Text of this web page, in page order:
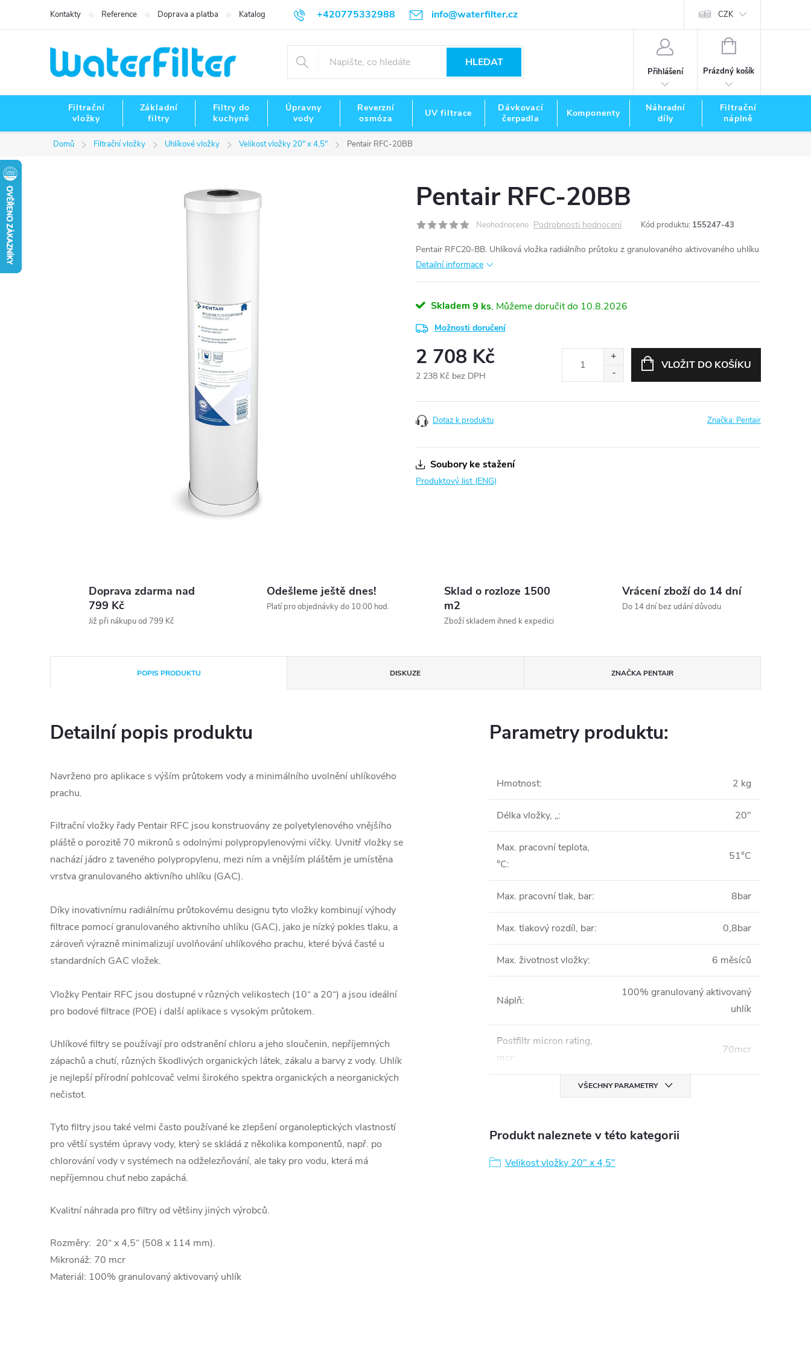
+420775332988 info@waterfilter.cz
Kontakty Reference Doprava a platba Katalog CZK
HLEDAT
Přihlášení
NÁKUPNÍ
Prázdný košík
Filtrační
vložky
Základní
filtry
Filtry do
kuchyně
Úpravny
vody
Reverzní
osmóza
UV filtrace
Dávkovací
čerpadla
Komponenty
Náhradní
díly
Filtrační
náplně
Domů Filtrační vložky Uhlíkové vložky Velikost vložky 20" x 4,5" Pentair RFC-20BB
Pentair RFC-20BB
Neohodnoceno Podrobnosti hodnocení Kód produktu: 155247-43
Pentair RFC20-BB. Uhlíková vložka radiálního průtoku z granulovaného aktivovaného uhlíku
Detailní informace
Skladem 9 ks 10.8.2026
Možnosti doručení
2 708 Kč
2 238 Kč bez DPH
cena:
VLOŽIT DO KOŠÍKU
Dotaz k produktu Značka: Pentair
Soubory ke stažení
Produktový list (ENG)
Doprava zdarma nad
799 Kč
Již při nákupu od 799 Kč
Odešleme ještě dnes!
Platí pro objednávky do 10:00 hod.
Sklad o rozloze 1500
m2
Zboží skladem ihned k expedici
Vrácení zboží do 14 dní
Do 14 dní bez udání důvodu
POPIS PRODUKTU DISKUZE ZNAČKAPENTAIR
Detailní popis produktu
Navrženo pro aplikace s výším průtokem vody a minimálního uvolnění uhlíkového
prachu.
Filtrační vložky řady Pentair RFC jsou konstruovány ze polyetylenového vnějšího
pláště o porozitě 70 mikronů s odolnými polypropylenovými víčky. Uvnitř vložky se
nachází jádro z taveného polypropylenu, mezi ním a vnějším pláštěm je umístěna
vrstva granulovaného aktivního uhlíku (GAC).
Díky inovativnímu radiálnímu průtokovému designu tyto vložky kombinují výhody
filtrace pomocí granulovaného aktivního uhlíku (GAC), jako je nízký pokles tlaku, a
zároveň výrazně minimalizují uvolňování uhlíkového prachu, které bývá časté u
standardních GAC vložek.
Vložky Pentair RFC jsou dostupné v různých velikostech (10“ a 20“) a jsou ideální
pro bodové filtrace (POE) i další aplikace s vysokým průtokem.
Uhlíkové filtry se používají pro odstranění chloru a jeho sloučenin, nepříjemných
zápachů a chutí, různých škodlivých organických látek, zákalu a barvy z vody. Uhlík
je nejlepší přírodní pohlcovač velmi širokého spektra organických a neorganických
nečistot.
Tyto filtry jsou také velmi často používané ke zlepšení organoleptických vlastností
pro větší systém úpravy vody, který se skládá z několika komponentů, např. po
chlorování vody v systémech na odželezňování, ale taky pro vodu, která má
nepříjemnou chuť nebo zapáchá.
Kvalitní náhrada pro filtry od většiny jiných výrobců.
Rozměry: 20“ x 4,5“ (508 x 114 mm).
Mikronáž: 70 mcr
Materiál: 100% granulovaný aktivovaný uhlík
Parametry produktu:
Hmotnost: 2 kg
Délka vložky, „: 20"
Max. pracovní teplota,
°C:
51°C
Max. pracovní tlak, bar: 8bar
Max. tlakový rozdíl, bar: 0,8bar
Max. životnost vložky: 6 měsíců
Náplň:
100% granulovaný aktivovaný
uhlík
Postfiltr micron rating,
mcr:
70mcr
VŠECHNY PARAMETRY
Produkt naleznete v této kategorii
Velikost vložky 20" x 4,5"